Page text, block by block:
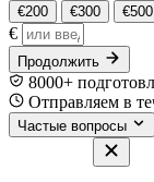
€200 €300 €500
€
Продолжить
8000+
Отправляем в
Частые вопросы